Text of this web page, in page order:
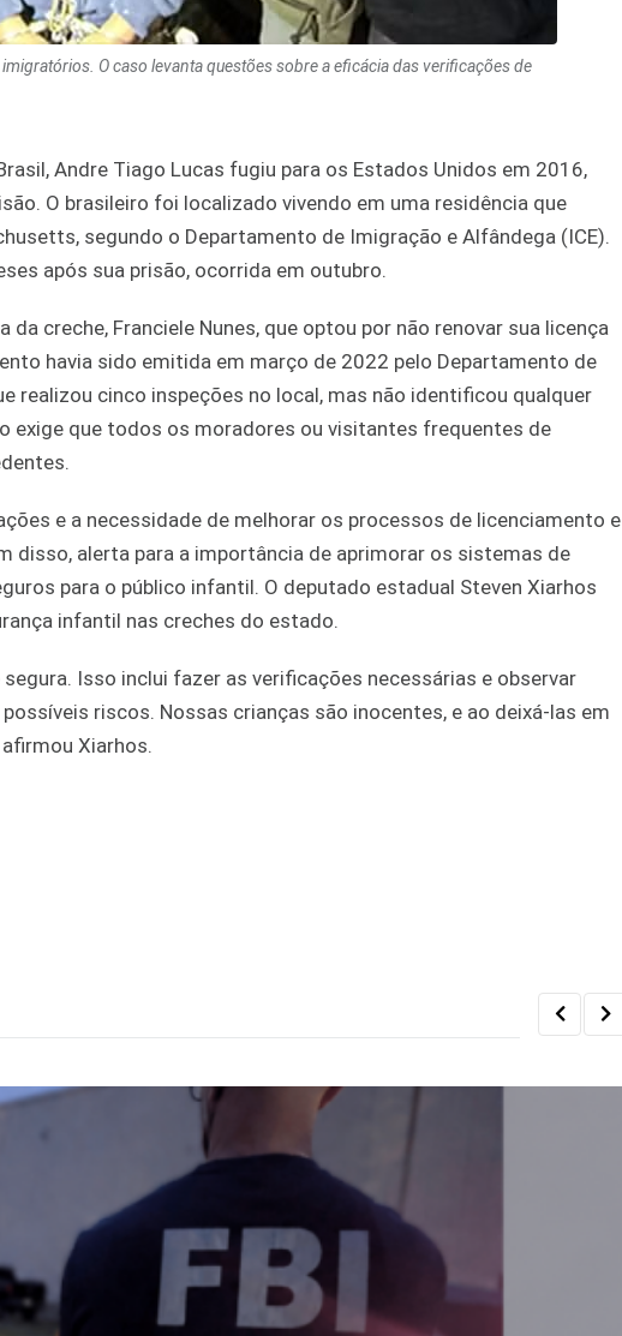
O caso levanta questões sobre a eficácia das verificações de
Andre Tiago Lucas fugiu para os Estados Unidos em 2016,
O brasileiro foi localizado vivendo em uma residência que
segundo o Departamento de Imigração e Alfândega (ICE).
após sua prisão, ocorrida em outubro.
creche, Franciele Nunes, que optou por não renovar sua licença
havia sido emitida em março de 2022 pelo Departamento de
realizou cinco inspeções no local, mas não identificou qualquer
exige que todos os moradores ou visitantes frequentes de
e a necessidade de melhorar os processos de licenciamento e
disso, alerta para a importância de aprimorar os sistemas de
para o público infantil. O deputado estadual Steven Xiarhos
infantil nas creches do estado.
Isso inclui fazer as verificações necessárias e observar
riscos. Nossas crianças são inocentes, e ao deixá-las em
Xiarhos.